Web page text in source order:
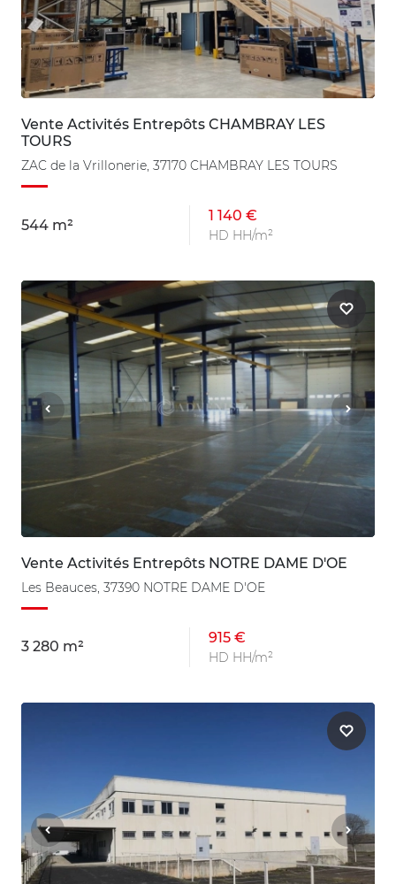
Vente Activités Entrepôts CHAMBRAY LES
TOURS
ZAC de la Vrillonerie, 37170 CHAMBRAY LES TOURS
544 m²
1 140 €
HD HH/m²
Vente Activités Entrepôts NOTRE DAME D'OE
Les Beauces, 37390 NOTRE DAME D'OE
3 280 m²
915 €
HD HH/m²